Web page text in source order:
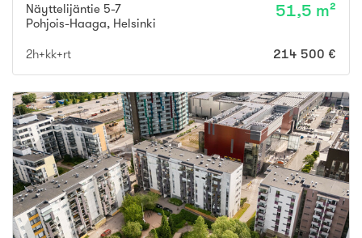
Näyttelijäntie 5-7
Pohjois-Haaga, Helsinki
51,5 m²
2h+kk+rt 214 500 €